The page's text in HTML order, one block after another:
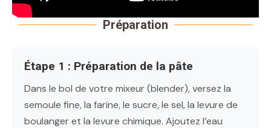
Préparation
Étape 1 : Préparation de la pâte
Dans le bol de votre mixeur (blender), versez la
semoule fine, la farine, le sucre, le sel, la levure de
boulanger et la levure chimique. Ajoutez l’eau